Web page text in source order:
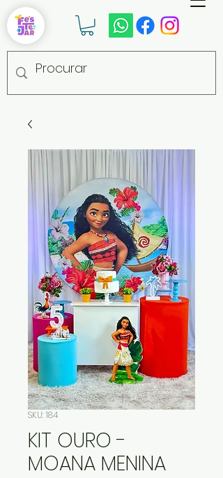
SKU: 184
KIT OURO -
MOANA MENINA